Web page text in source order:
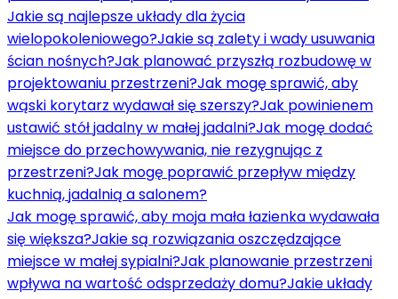
Jakie są najlepsze układy dla życia
wielopokoleniowego?Jakie są zalety i wady usuwania
ścian nośnych?Jak planować przyszłą rozbudowę w
projektowaniu przestrzeni?Jak mogę sprawić, aby
wąski korytarz wydawał się szerszy?Jak powinienem
ustawić stół jadalny w małej jadalni?Jak mogę dodać
miejsce do przechowywania, nie rezygnując z
przestrzeni?Jak mogę poprawić przepływ między
kuchnią, jadalnią a salonem?
Jak mogę sprawić, aby moja mała łazienka wydawała
się większa?Jakie są rozwiązania oszczędzające
miejsce w małej sypialni?Jak planowanie przestrzeni
wpływa na wartość odsprzedaży domu?Jakie układy